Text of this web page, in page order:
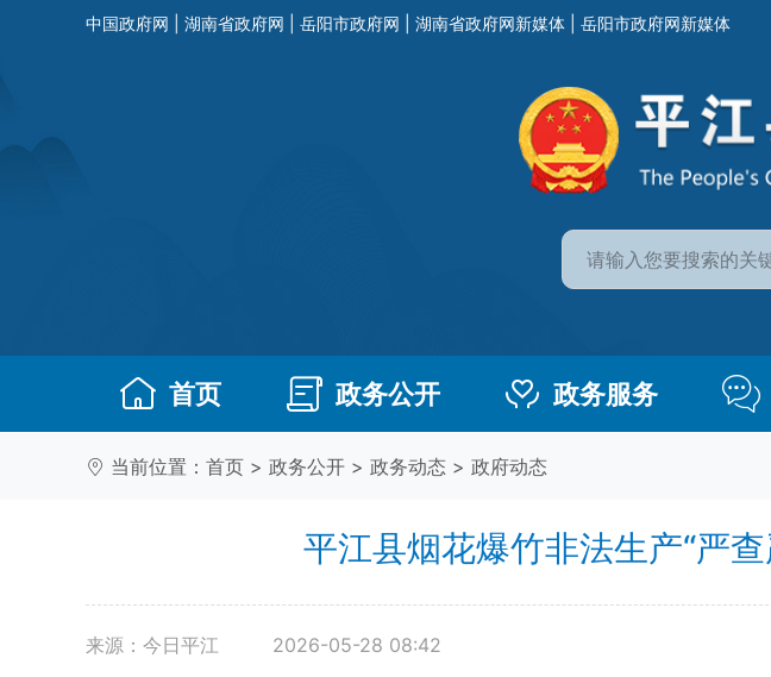
中国政府网 湖南省政府网 岳阳市政府网 湖南省政府网新媒体 岳阳市政府网新媒体
首页 政务公开 政务服务
当前位置： 首页 > 政务公开 > 政务动态 > 政府动态
平江县烟花爆竹非法生产“严
来源：今日平江 2026-05-28 08:42